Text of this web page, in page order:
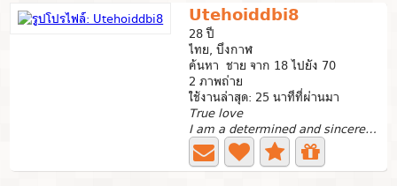
Utehoiddbi8
28 ปี
ไทย, บึงกาฬ
ค้นหา ชาย จาก 18 ไปยัง 70
2 ภาพถ่าย
ใช้งานล่าสุด: 25 นาทีที่ผ่านมา
True love
I am a determined and sincere person. I want to have a...